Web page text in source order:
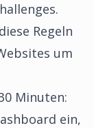
Regeln
um
Minuten:
ein,